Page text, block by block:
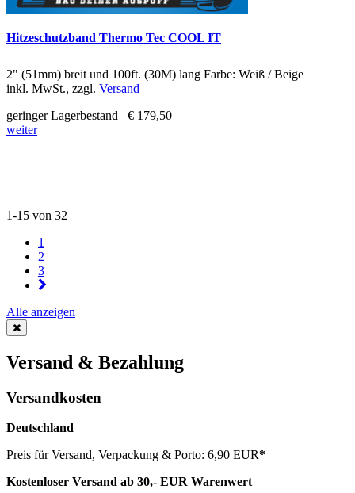
Hitzeschutzband Thermo Tec COOL IT
2" (51mm) breit und 100ft. (30M) lang Farbe: Weiß / Beige
inkl. MwSt., zzgl. Versand
geringer Lagerbestand
€ 179,50
weiter
1-15 von 32
1
2
3
Alle anzeigen
Versand & Bezahlung
Versandkosten
Deutschland
Preis für Versand, Verpackung & Porto: 6,90 EUR*
Kostenloser Versand ab 30,- EUR Warenwert